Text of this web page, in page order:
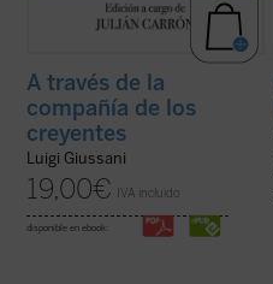
A través de la
compañía de los
creyentes
Luigi Giussani
19,00€ IVA incluido
disponible en ebook: